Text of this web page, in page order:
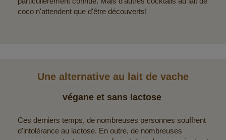
coco n'attendent que d'être découverts!
Une alternative au lait de vache
végane et sans lactose
Ces derniers temps, de nombreuses personnes souffrent
d'intolérance au lactose. En outre, de nombreuses